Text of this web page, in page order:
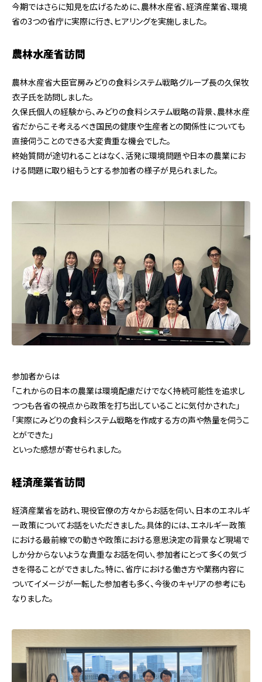
今期ではさらに知見を広げるために、農林水産省、経済産業省、環境
省の3つの省庁に実際に行き、ヒアリングを実施しました。
農林水産省訪問
農林水産省大臣官房みどりの食料システム戦略グループ長の久保牧
衣子氏を訪問しました。
久保氏個人の経験から、みどりの食料システム戦略の背景、農林水産
省だからこそ考えるべき国民の健康や生産者との関係性についても
直接伺うことのできる大変貴重な機会でした。
終始質問が途切れることはなく、活発に環境問題や日本の農業にお
ける問題に取り組もうとする参加者の様子が見られました。
参加者からは
「これからの日本の農業は環境配慮だけでなく持続可能性を追求し
つつも各省の視点から政策を打ち出していることに気付かされた」
「実際にみどりの食料システム戦略を作成する方の声や熱量を伺うこ
とができた」
といった感想が寄せられました。
経済産業省訪問
経済産業省を訪れ、現役官僚の方々からお話を伺い、日本のエネルギ
ー政策についてお話をいただきました。具体的には、エネルギー政策
における最前線での動きや政策における意思決定の背景など現場で
しか分からないような貴重なお話を伺い、参加者にとって多くの気づ
きを得ることができました。特に、省庁における働き方や業務内容に
ついてイメージが一転した参加者も多く、今後のキャリアの参考にも
なりました。